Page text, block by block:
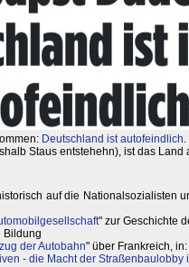
Deutschland ist autofeindlich
Staus entstehehn), ist das Land
auf die Nationalsozialisten
" zur Geschichte
Bildung
der Autobahn" über Frankreich,
- die Macht der Straßenbaulobby